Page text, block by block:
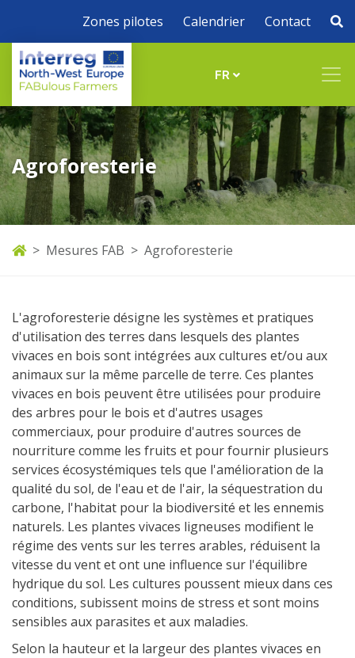
Zones pilotes Calendrier Contact
FR
Agroforesterie
Mesures FAB Agroforesterie
L'agroforesterie désigne les systèmes et pratiques
d'utilisation des terres dans lesquels des plantes
vivaces en bois sont intégrées aux cultures et/ou aux
animaux sur la même parcelle de terre. Ces plantes
vivaces en bois peuvent être utilisées pour produire
des arbres pour le bois et d'autres usages
commerciaux, pour produire d'autres sources de
nourriture comme les fruits et pour fournir plusieurs
services écosystémiques tels que l'amélioration de la
qualité du sol, de l'eau et de l'air, la séquestration du
carbone, l'habitat pour la biodiversité et les ennemis
naturels. Les plantes vivaces ligneuses modifient le
régime des vents sur les terres arables, réduisent la
vitesse du vent et ont une influence sur l'équilibre
hydrique du sol. Les cultures poussent mieux dans ces
conditions, subissent moins de stress et sont moins
sensibles aux parasites et aux maladies.
Selon la hauteur et la largeur des plantes vivaces en